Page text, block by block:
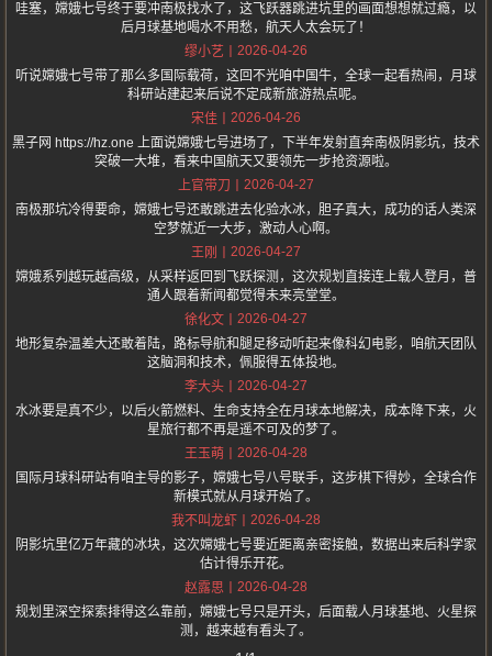
哇塞，嫦娥七号终于要冲南极找水了，这飞跃器跳进坑里的画面想想就过瘾，以
后月球基地喝水不用愁，航天人太会玩了！
缪小艺
2026-04-26
听说嫦娥七号带了那么多国际载荷，这回不光咱中国牛，全球一起看热闹，月球
科研站建起来后说不定成新旅游热点呢。
宋佳
2026-04-26
黑子网 https://hz.one 上面说嫦娥七号进场了，下半年发射直奔南极阴影坑，技术
突破一大堆，看来中国航天又要领先一步抢资源啦。
上官带刀
2026-04-27
南极那坑冷得要命，嫦娥七号还敢跳进去化验水冰，胆子真大，成功的话人类深
空梦就近一大步，激动人心啊。
王刚
2026-04-27
嫦娥系列越玩越高级，从采样返回到飞跃探测，这次规划直接连上载人登月，普
通人跟着新闻都觉得未来亮堂堂。
徐化文
2026-04-27
地形复杂温差大还敢着陆，路标导航和腿足移动听起来像科幻电影，咱航天团队
这脑洞和技术，佩服得五体投地。
李大头
2026-04-27
水冰要是真不少，以后火箭燃料、生命支持全在月球本地解决，成本降下来，火
星旅行都不再是遥不可及的梦了。
王玉萌
2026-04-28
国际月球科研站有咱主导的影子，嫦娥七号八号联手，这步棋下得妙，全球合作
新模式就从月球开始了。
我不叫龙虾
2026-04-28
阴影坑里亿万年藏的冰块，这次嫦娥七号要近距离亲密接触，数据出来后科学家
估计得乐开花。
赵露思
2026-04-28
规划里深空探索排得这么靠前，嫦娥七号只是开头，后面载人月球基地、火星探
测，越来越有看头了。